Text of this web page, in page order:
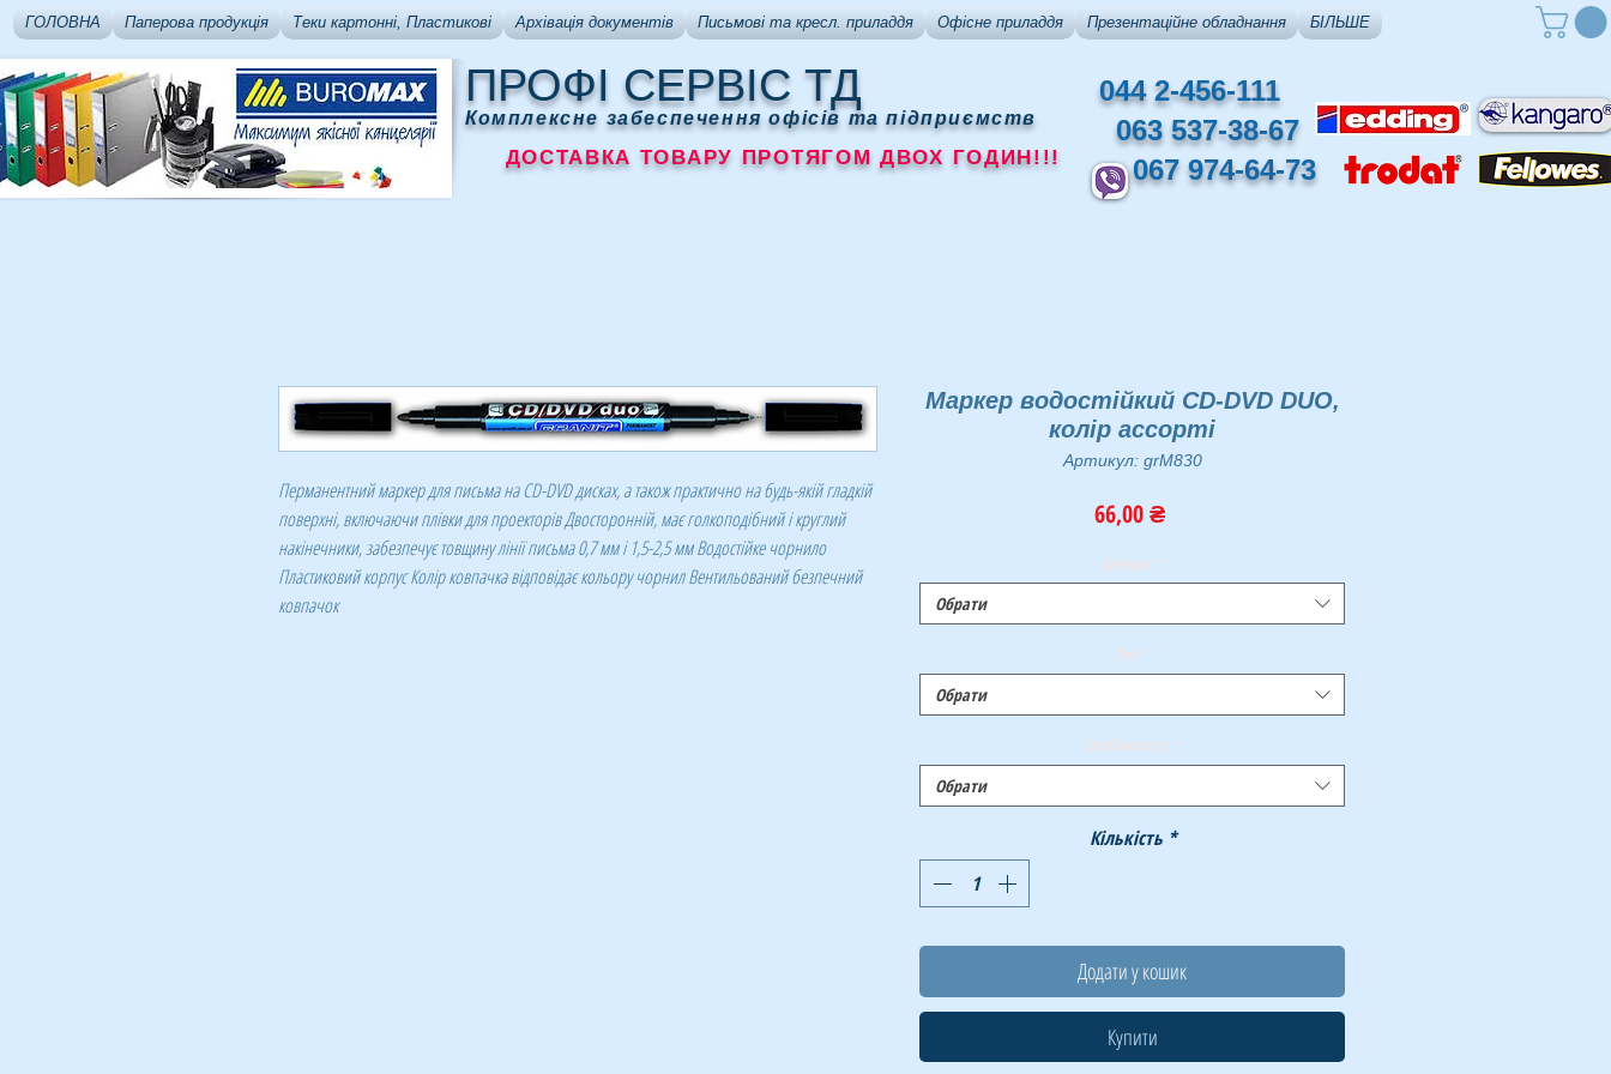
ГОЛОВНА Паперова продукція Теки картонні, Пластикові Архівація документів Письмові та кресл. приладдя Офісне приладдя Презентаційне обладнання БІЛЬШЕ
ПРОФІ СЕРВІС ТД
Комплексне забеспечення офісів та підприємств
ДОСТАВКА ТОВАРУ ПРОТЯГОМ ДВОХ ГОДИН!!!
044 2-456-111
063 537-38-67
067 974-64-73
Перманентний маркер для письма на CD-DVD дисках, а також практично на будь-якій гладкій
поверхні, включаючи плівки для проекторів Двосторонній, має голкоподібний і круглий
накінечники, забезпечує товщину лінії письма 0,7 мм і 1,5-2,5 мм Водостійке чорнило
Пластиковий корпус Колір ковпачка відповідає кольору чорнил Вентильований безпечний
ковпачок
Маркер водостійкий CD-DVD DUO,
колір ассорті
Артикул: grM830
66,00 ₴Ціна
Бренди *
Обрати
Тип *
Обрати
Особливості *
Обрати
Кількість *
Додати у кошик
Купити